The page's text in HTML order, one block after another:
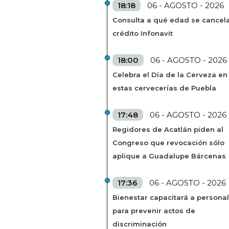
18:18 06 - AGOSTO - 2026
Consulta a qué edad se
crédito Infonavit
18:00 06 - AGOSTO - 2026
Celebra el Día de la Cerveza en
estas cervecerías de Puebla
17:48 06 - AGOSTO - 2026
Regidores de Acatlán piden al
Congreso que revocación sólo
aplique a Guadalupe Bárcenas
17:36 06 - AGOSTO - 2026
Bienestar capacitará a personal
para prevenir actos de
discriminación